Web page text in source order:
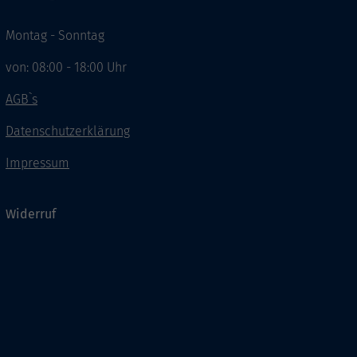
Montag - Sonntag
von: 08:00 - 18:00 Uhr
AGB`s
Datenschutzerklärung
Impressum
Widerruf